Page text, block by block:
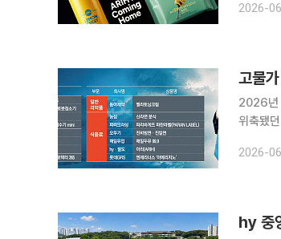
며 글로
2026-
2026년
위축됐
으로 해
2026-
hy 중